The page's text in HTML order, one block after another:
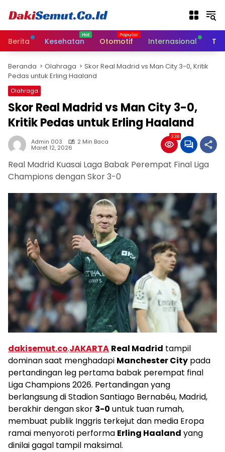
Berita Kesehatan Otomotif Internasional
Beranda Olahraga
Skor Real Madrid vs Man City 3-0, Kritik
Pedas untuk Erling Haaland
Olahraga
Skor Real Madrid vs Man City 3-0,
Kritik Pedas untuk Erling Haaland
Admin 003 2 Min Baca
Maret 12, 2026
338
Real Madrid Kuasai Laga Babak Perempat Final Liga
Champions dengan Skor 3-0
dakisemut.co.JAKARTA Real Madrid tampil
dominan saat menghadapi Manchester City pada
pertandingan leg pertama babak perempat final
Liga Champions 2026. Pertandingan yang
berlangsung di Stadion Santiago Bernabéu, Madrid,
berakhir dengan skor 3-0 untuk tuan rumah,
membuat publik Inggris terkejut dan media Eropa
ramai menyoroti performa Erling Haaland yang
dinilai gagal tampil maksimal.